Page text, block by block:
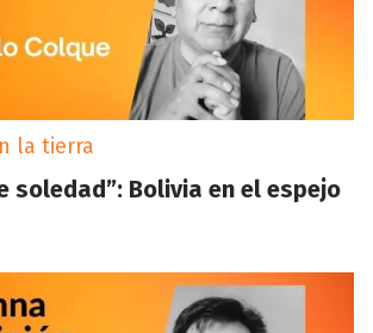
la tierra
soledad”: Bolivia en el espejo